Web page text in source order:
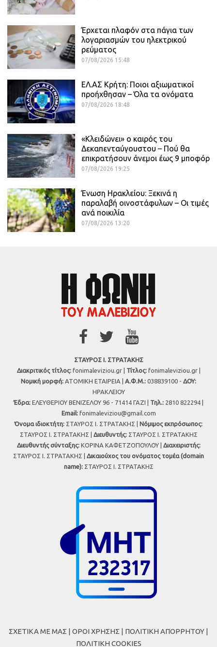
Έρχεται πλαφόν στα πάγια των
λογαριασμών του ηλεκτρικού
ρεύματος
07/08/2026 15:48
ΕΛ.ΑΣ Κρήτη: Ποιοι αξιωματικοί
προήχθησαν – Όλα τα ονόματα
07/08/2026 18:48
«Κλειδώνει» ο καιρός του
Δεκαπενταύγουστου – Πού θα
επικρατήσουν άνεμοι έως 9 μποφόρ
07/08/2026 19:25
Ένωση Ηρακλείου: Ξεκινά η
παραλαβή οινοστάφυλων – Οι τιμές
ανά ποικιλία
07/08/2026 13:20
ΣΤΑΥΡΟΣ Ι. ΣΤΡΑΤΑΚΗΣ
Διακριτικός τίτλος:fonimaleviziou.gr | Τίτλος:fonimaleviziou.gr |
Νομική μορφή: ΑΤΟΜΙΚΗ ΕΤΑΙΡΕΙΑ | Α.Φ.Μ.: 038839100 - ΔΟΥ:
ΗΡΑΚΛΕΙΟΥ
Έδρα: ΕΛΕΥΘΕΡΙΟΥ ΒΕΝΙΖΕΛΟΥ 96 - 71414 ΓΑΖΙ | Τηλ.: 2810 822294 |
Εmail: fonimaleviziou@gmail.com
Όνομα ιδιοκτήτη: ΣΤΑΥΡΟΣ Ι. ΣΤΡΑΤΑΚΗΣ | Νόμιμος εκπρόσωπος:
ΣΤΑΥΡΟΣ Ι. ΣΤΡΑΤΑΚΗΣ | Διευθυντής:ΣΤΑΥΡΟΣ Ι. ΣΤΡΑΤΑΚΗΣ
Διευθυντής σύνταξης:ΚΟΡΙΝΑ ΚΑΦΕΤΖΟΠΟΥΛΟΥ | Διαχειριστής:
ΣΤΑΥΡΟΣ Ι. ΣΤΡΑΤΑΚΗΣ | Δικαιούχος του ονόματος τομέα (domain
name):ΣΤΑΥΡΟΣ Ι. ΣΤΡΑΤΑΚΗΣ
ΣΧΕΤΙΚΑ ΜΕ ΜΑΣ | ΟΡΟΙ ΧΡΗΣΗΣ | ΠΟΛΙΤΙΚΗ ΑΠΟΡΡΗΤΟΥ |
ΠΟΛΙΤΙΚΗ COOKIES